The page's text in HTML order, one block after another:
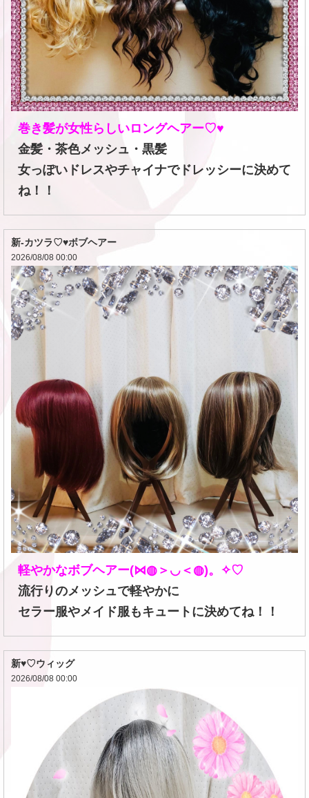
巻き髪が女性らしいロングヘアー♡♥
金髪・茶色メッシュ・黒髪
女っぽいドレスやチャイナでドレッシーに決めて
ね！！
新-カツラ♡♥ボブヘアー
2026/08/08 00:00
軽やかなボブヘアー(⋈◍＞◡＜◍)。✧♡
流行りのメッシュで軽やかに
セラー服やメイド服もキュートに決めてね！！
新♥♡ウィッグ
2026/08/08 00:00